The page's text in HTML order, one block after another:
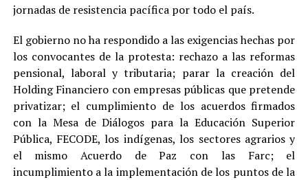
jornadas de resistencia pacífica por todo el país.
El gobierno no ha respondido a las exigencias hechas por
los convocantes de la protesta: rechazo a las reformas
pensional, laboral y tributaria; parar la creación del
Holding Financiero con empresas públicas que pretende
privatizar; el cumplimiento de los acuerdos firmados
con la Mesa de Diálogos para la Educación Superior
Pública, FECODE, los indígenas, los sectores agrarios y
el mismo Acuerdo de Paz con las Farc; el
incumplimiento a la implementación de los puntos de la